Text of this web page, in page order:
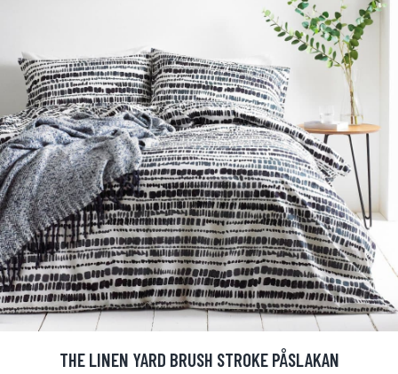
THE LINEN YARD BRUSH STROKE PÅSLAKAN